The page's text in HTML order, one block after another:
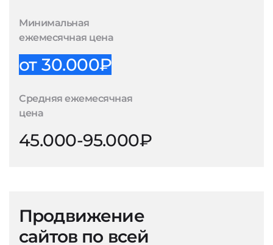
Минимальная
ежемесячная цена
от 30.000₽
Средняя ежемесячная
цена
45.000-95.000₽
Продвижение
сайтов по всей